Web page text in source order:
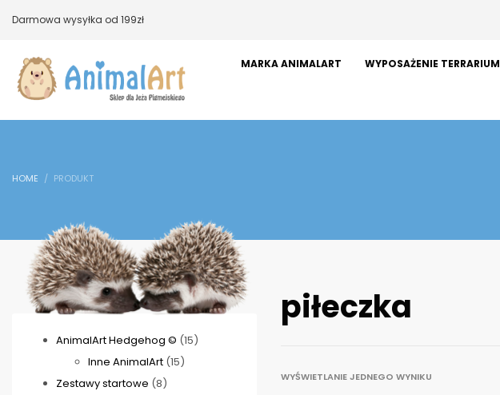
Darmowa wysyłka od 199zł
MARKA ANIMALART WYPOSAŻENIE TERRARIUM
HOME PRODUKT
piłeczka
WYŚWIETLANIE JEDNEGO WYNIKU
AnimalArt Hedgehog © 1515
Inne AnimalArt 1515
Zestawy startowe 88